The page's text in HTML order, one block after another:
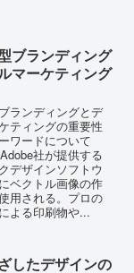
ブランディング
マーケティング
ランディングとデ
ティングの重要性
ワードについて
社が提供する
デザインソフトウ
ベクトル画像の作
用される。プロの
よる印刷物や...
したデザインの